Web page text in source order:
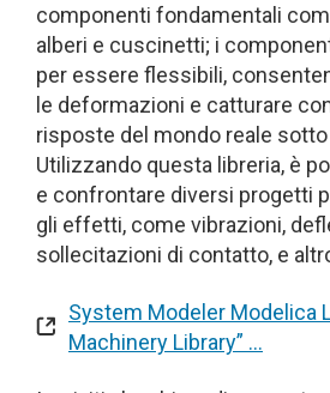
componenti fondamentali
alberi e cuscinetti; i
per essere flessibili,
le deformazioni e catturare
risposte del mondo reale
Utilizzando questa libreria, è
e confrontare diversi progetti
gli effetti, come vibrazioni,
sollecitazioni di contatto, e
System Modeler Modelica
Machinery Library” …